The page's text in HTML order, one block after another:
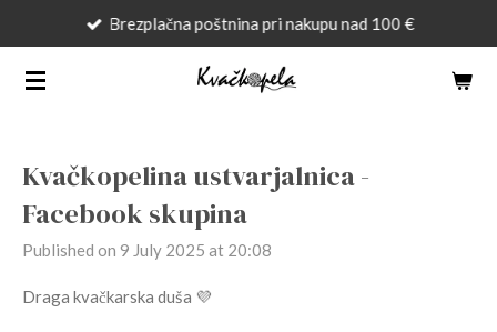
main
Brezplačna poštnina pri nakupu nad 100 €
Kvačkopelina ustvarjalnica -
Facebook skupina
Published on 9 July 2025 at 20:08
Draga kvačkarska duša 💜